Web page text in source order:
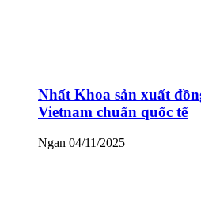
Nhất Khoa sản xuất
Vietnam chuẩn quốc tế
Ngan 04/11/2025